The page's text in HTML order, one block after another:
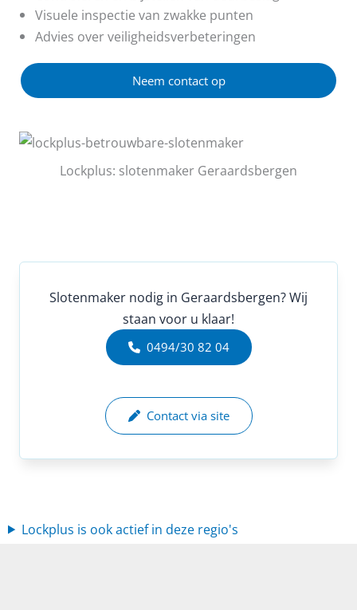
Lockplus: slotenmaker Geraardsbergen
Visuele inspectie van zwakke punten
Advies over veiligheidsverbeteringen
Neem contact op
Slotenmaker nodig in Geraardsbergen? Wij
staan voor u klaar!
0494/30 82 04
Contact via site
Lockplus is ook actief in deze regio's